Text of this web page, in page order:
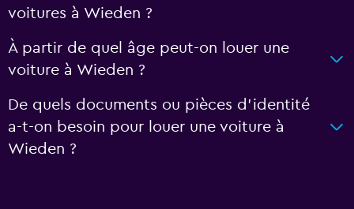
voitures à Wieden ?
À partir de quel âge peut-on louer une
voiture à Wieden ?
De quels documents ou pièces d'identité
a-t-on besoin pour louer une voiture à
Wieden ?